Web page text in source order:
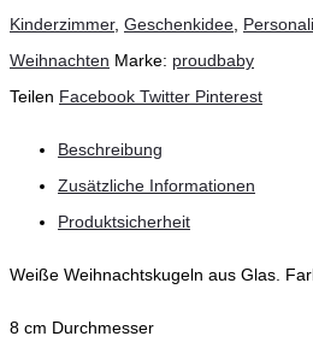
Kinderzimmer, Geschenkidee,
Weihnachten Marke: proudbaby
Teilen Facebook Twitter Pinterest
Beschreibung
Zusätzliche Informationen
Produktsicherheit
Weiße Weihnachtskugeln aus Glas.
8 cm Durchmesser